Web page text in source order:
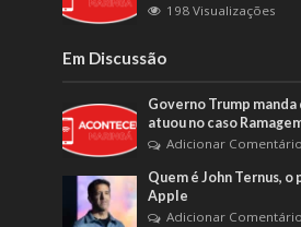
198 Visualizações
Em Discussão
Governo Trump manda
atuou no caso
Adicionar Comentário
Quem é John Ternus, o
Apple
Adicionar Comentário